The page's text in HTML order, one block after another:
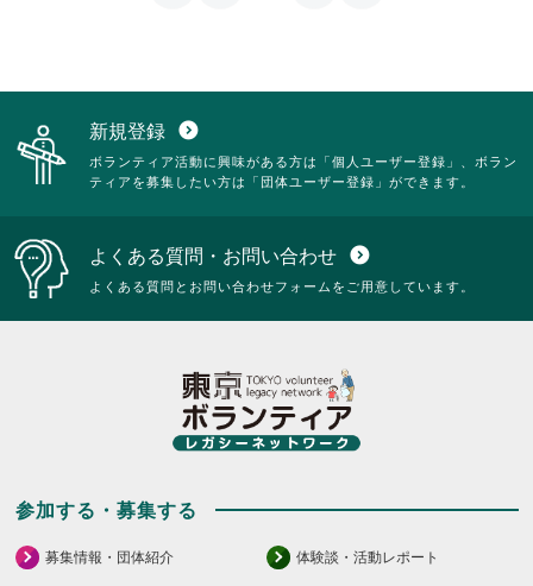
新規登録 expand_circle_down
ボランティア活動に興味がある方は「個人ユーザー登録」、ボラン
ティアを募集したい方は「団体ユーザー登録」ができます。
よくある質問・お問い合わせ expand_circle_down
よくある質問とお問い合わせフォームをご用意しています。
参加する・募集する
募集情報・団体紹介 体験談・活動レポート